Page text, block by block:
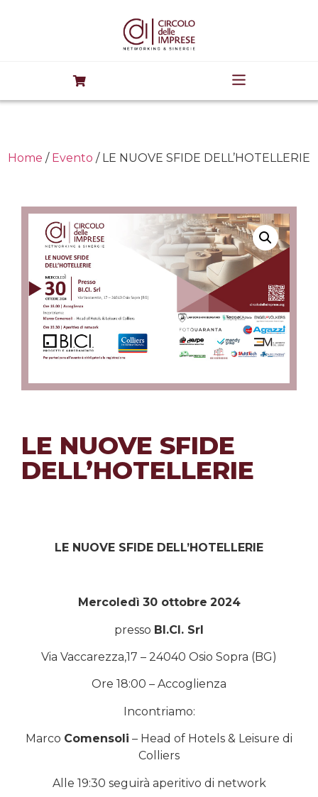
Home / Evento / LE NUOVE SFIDE DELL’HOTELLERIE
LE NUOVE SFIDE
DELL’HOTELLERIE
LE NUOVE SFIDE DELL’HOTELLERIE
Mercoledì 30 ottobre 2024
presso BI.CI. Srl
Via Vaccarezza,17 – 24040 Osio Sopra (BG)
Ore 18:00 – Accoglienza
Incontriamo:
Marco Comensoli – Head of Hotels & Leisure di
Colliers
Alle 19:30 seguirà aperitivo di network